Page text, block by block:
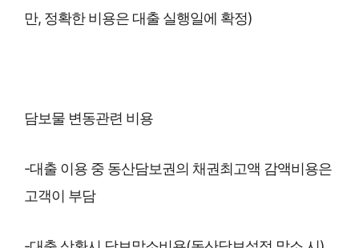
만, 정확한 비용은 대출 실행일에 확정)
담보물 변동관련 비용
-대출 이용 중 동산담보권의 채권최고액 감액비용은
고객이 부담